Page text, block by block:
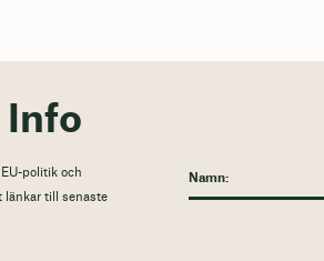
Info
politik och
länkar till senaste